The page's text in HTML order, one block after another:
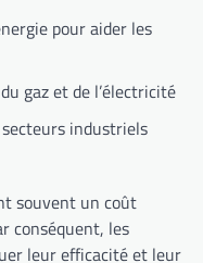
pour aider les
gaz et de l’électricité
industriels
souvent un coût
conséquent, les
leur efficacité et leur